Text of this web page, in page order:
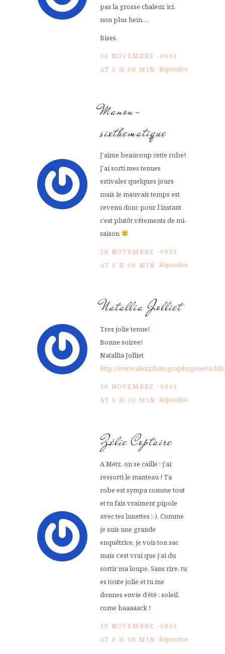
pas la grosse chaleur, ici,
non plus hein….
Bises.
30 NOVEMBRE -0001
AT 0 H 00 MIN Répondre
Manon-
sixthematique
J’aime beaucoup cette robe!
J’ai sorti mes tenues
estivales quelques jours
mais le mauvais temps est
revenu donc pour l’instant
c’est plutôt vêtements de mi-
saison
30 NOVEMBRE -0001
AT 0 H 00 MIN Répondre
Natallia Jolliet
Tres jolie tenue!
Bonne soiree!
Natallia Jolliet
http://
30 NOVEMBRE -0001
AT 0 H 00 MIN Répondre
Zélie Coptaire
A Metz, on se caille : j’ai
ressorti le manteau ! Ta
robe est sympa comme tout
et tu fais vraiment pipole
avec tes lunettes ;-). Comme
je suis une grande
enquêtrice, je vois ton sac
mais c’est vrai que j’ai du
sortir ma loupe. Sans rire, tu
es toute jolie et tu me
donnes envie d’été : soleil,
come baaaaack !
30 NOVEMBRE -0001
AT 0 H 00 MIN Répondre